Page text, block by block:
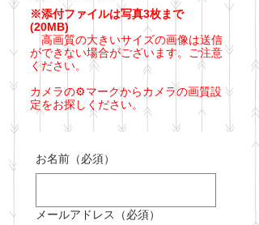
※添付ファイルは写真3枚まで
(20MB)
高画質の大きいサイズの画像は送信
ができない場合がございます。ご注意
ください。
カメラの⚙マークからカメラの画質設
定を​お探しください。
お名前（必須）
メールアドレス（必須）